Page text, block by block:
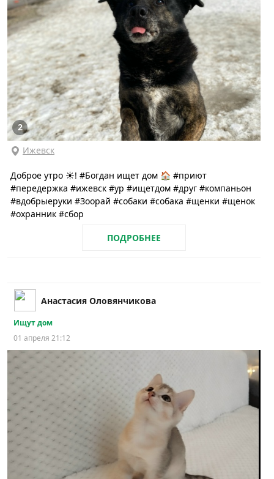
2
Ижевск
Доброе утро ☀️! #Богдан ищет дом 🏠 #приют
#передержка #ижевск #ур #ищетдом #друг #компаньон
#вдобрыеруки #Зоорай #собаки #собака #щенки #щенок
#охранник #сбор
ПОДРОБНЕЕ
Анастасия Оловянчикова
Ищут дом
01 апреля 21:12